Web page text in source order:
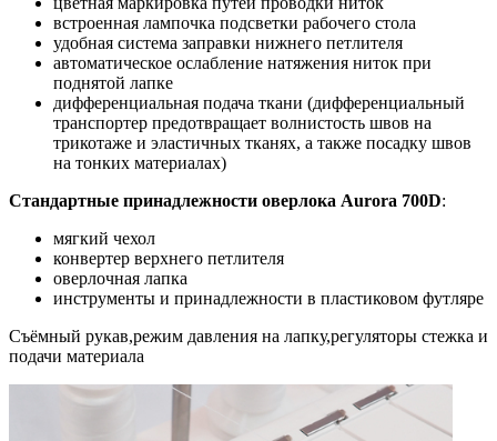
встроенная лампочка подсветки рабочего стола
удобная система заправки нижнего петлителя
автоматическое ослабление натяжения ниток при
поднятой лапке
дифференциальная подача ткани (дифференциальный
транспортер предотвращает волнистость швов на
трикотаже и эластичных тканях, а также посадку швов
на тонких материалах)
Стандартные принадлежности оверлока Aurora 700D:
мягкий чехол
конвертер верхнего петлителя
оверлочная лапка
инструменты и принадлежности в пластиковом футляре
Съёмный рукав,режим давления на лапку,регуляторы стежка и
подачи материала